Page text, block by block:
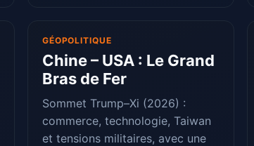
GÉOPOLITIQUE
Chine – USA : Le Grand
Bras de Fer
Sommet Trump–Xi (2026) :
commerce, technologie, Taiwan
et tensions militaires, avec une